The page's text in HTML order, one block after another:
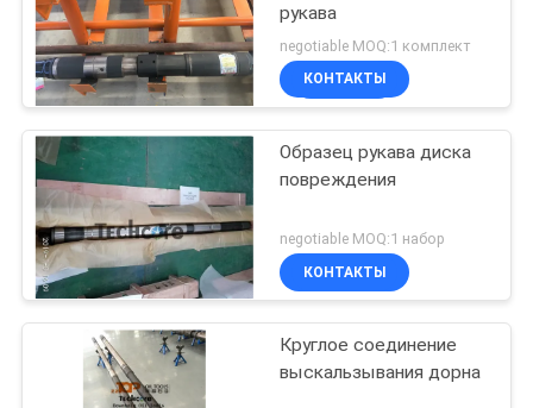
рукава
negotiable MOQ:1 комплект
КОНТАКТЫ
Образец рукава диска
повреждения
negotiable MOQ:1 набор
КОНТАКТЫ
Круглое соединение
выскальзывания дорна